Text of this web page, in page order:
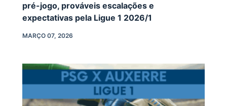
pré-jogo, prováveis escalações e
expectativas pela Ligue 1 2026/1
MARÇO 07, 2026